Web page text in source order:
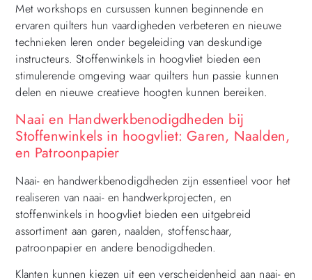
Met workshops en cursussen kunnen beginnende en
ervaren quilters hun vaardigheden verbeteren en nieuwe
technieken leren onder begeleiding van deskundige
instructeurs. Stoffenwinkels in hoogvliet bieden een
stimulerende omgeving waar quilters hun passie kunnen
delen en nieuwe creatieve hoogten kunnen bereiken.
Naai en Handwerkbenodigdheden bij
Stoffenwinkels in hoogvliet: Garen, Naalden,
en Patroonpapier
Naai- en handwerkbenodigdheden zijn essentieel voor het
realiseren van naai- en handwerkprojecten, en
stoffenwinkels in hoogvliet bieden een uitgebreid
assortiment aan garen, naalden, stoffenschaar,
patroonpapier en andere benodigdheden.
Klanten kunnen kiezen uit een verscheidenheid aan naai- en